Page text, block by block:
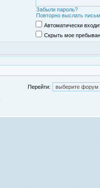
Забыли пароль?
Повторно выслать
Автоматически
Скрыть мое
Перейти: